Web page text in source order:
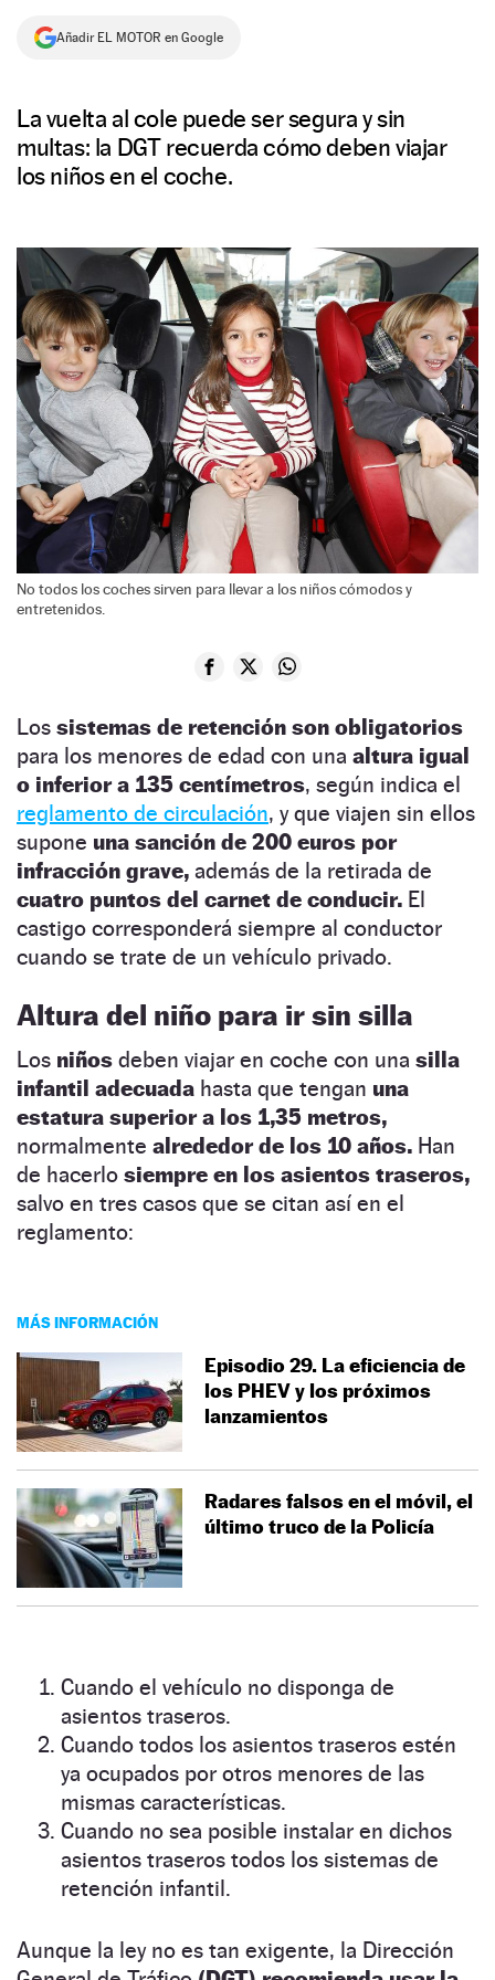
NEWSLETTER
Añadir EL MOTOR en Google
La vuelta al cole puede ser segura y sin
multas: la DGT recuerda cómo deben viajar
los niños en el coche.
No todos los coches sirven para llevar a los niños cómodos y
entretenidos.
Los sistemas de retención son obligatorios
para los menores de edad con una altura igual
o inferior a 135 centímetros, según indica el
reglamento de circulación, y que viajen sin ellos
supone una sanción de 200 euros por
infracción grave, además de la retirada de
cuatro puntos del carnet de conducir. El
castigo corresponderá siempre al conductor
cuando se trate de un vehículo privado.
Altura del niño para ir sin silla
Los niños deben viajar en coche con una silla
infantil adecuada hasta que tengan una
estatura superior a los 1,35 metros,
normalmente alrededor de los 10 años. Han
de hacerlo siempre en los asientos traseros,
salvo en tres casos que se citan así en el
reglamento:
MÁS INFORMACIÓN
Episodio 29. La eficiencia de
los PHEV y los próximos
lanzamientos
Radares falsos en el móvil, el
último truco de la Policía
Cuando el vehículo no disponga de
asientos traseros.
Cuando todos los asientos traseros estén
ya ocupados por otros menores de las
mismas características.
Cuando no sea posible instalar en dichos
asientos traseros todos los sistemas de
retención infantil.
Aunque la ley no es tan exigente, la Dirección